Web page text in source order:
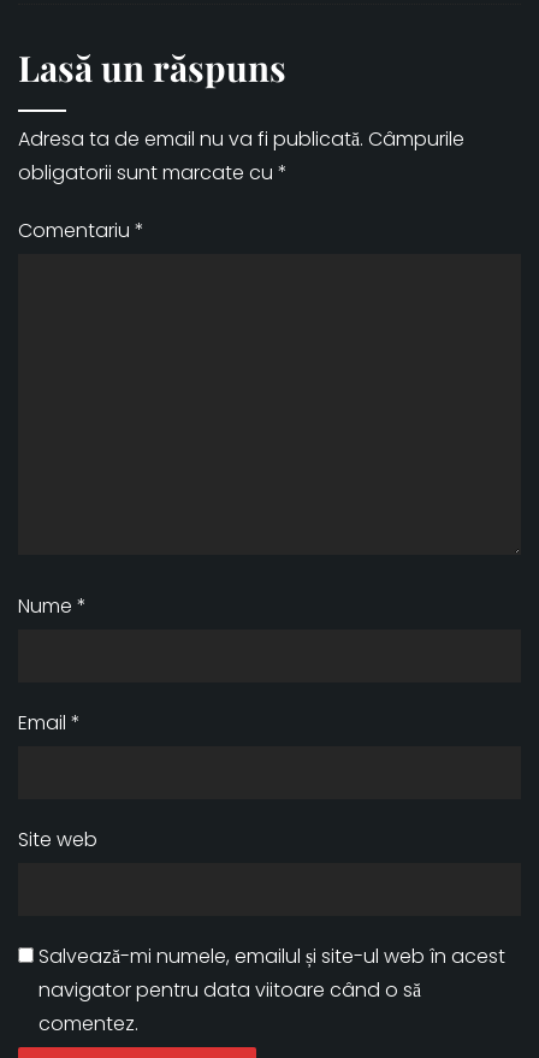
Lasă un răspuns
Adresa ta de email nu va fi publicată. Câmpurile
obligatorii sunt marcate cu *
Comentariu *
Nume *
Email *
Site web
Salvează-mi numele, emailul și site-ul web în acest
navigator pentru data viitoare când o să
comentez.